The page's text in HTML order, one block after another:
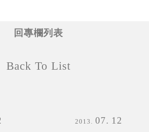
回專欄列表
Back To List
2013 07 12